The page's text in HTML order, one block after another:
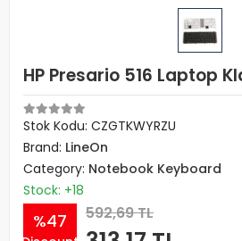
HP Presario 516 Laptop
Stok Kodu: CZGTKWYRZU
Brand: LineOn
Category: Notebook Keyboard
Stock: +18
%47 592,69 TL